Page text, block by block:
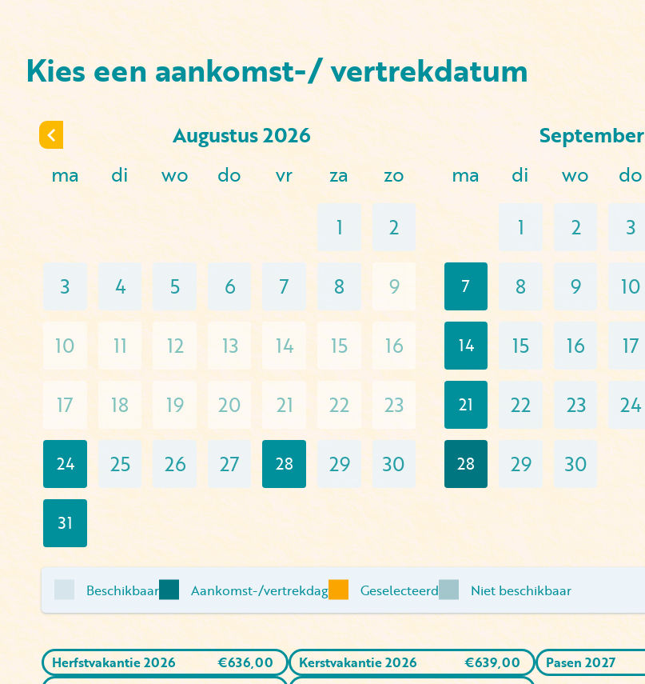
Kies een aankomst-/ vertrekdatum
Augustus2026
ma di wo do vr za
zo
1
2
3 4 5 6 7 8 9
10 11 12 13 14 15 16
17 18 19 20 21 22 23
24 25 26 27 28 29 30
31
September
ma di wo do
1
2 3
7 8 9 10
14 15 16 17
21 22 23 24
28 29 30
Beschikbaar Aankomst-/vertrekdag Geselecteerd Niet beschikbaar
Herfstvakantie 2026 €636,00 Kerstvakantie 2026 €639,00 Pasen 2027